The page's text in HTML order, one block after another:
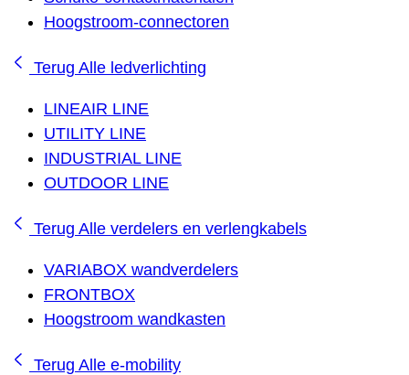
Hoogstroom-connectoren
Terug Alle ledverlichting
LINEAIR LINE
UTILITY LINE
INDUSTRIAL LINE
OUTDOOR LINE
Terug Alle verdelers en verlengkabels
VARIABOX wandverdelers
FRONTBOX
Hoogstroom wandkasten
Terug Alle e-mobility